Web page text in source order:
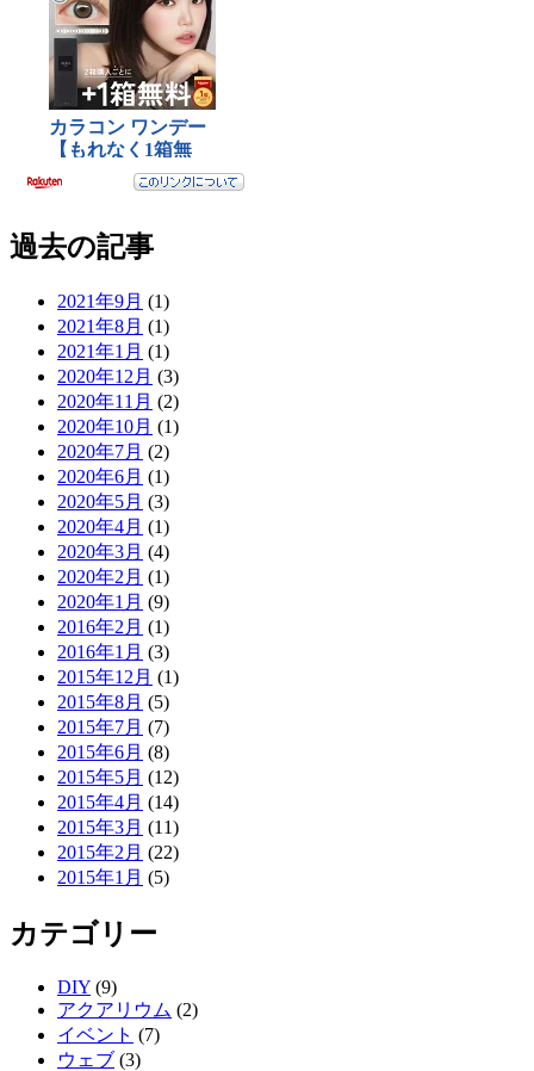
過去の記事
2021年9月 (1)
2021年8月 (1)
2021年1月 (1)
2020年12月 (3)
2020年11月 (2)
2020年10月 (1)
2020年7月 (2)
2020年6月 (1)
2020年5月 (3)
2020年4月 (1)
2020年3月 (4)
2020年2月 (1)
2020年1月 (9)
2016年2月 (1)
2016年1月 (3)
2015年12月 (1)
2015年8月 (5)
2015年7月 (7)
2015年6月 (8)
2015年5月 (12)
2015年4月 (14)
2015年3月 (11)
2015年2月 (22)
2015年1月 (5)
カテゴリー
DIY (9)
アクアリウム (2)
イベント (7)
ウェブ (3)